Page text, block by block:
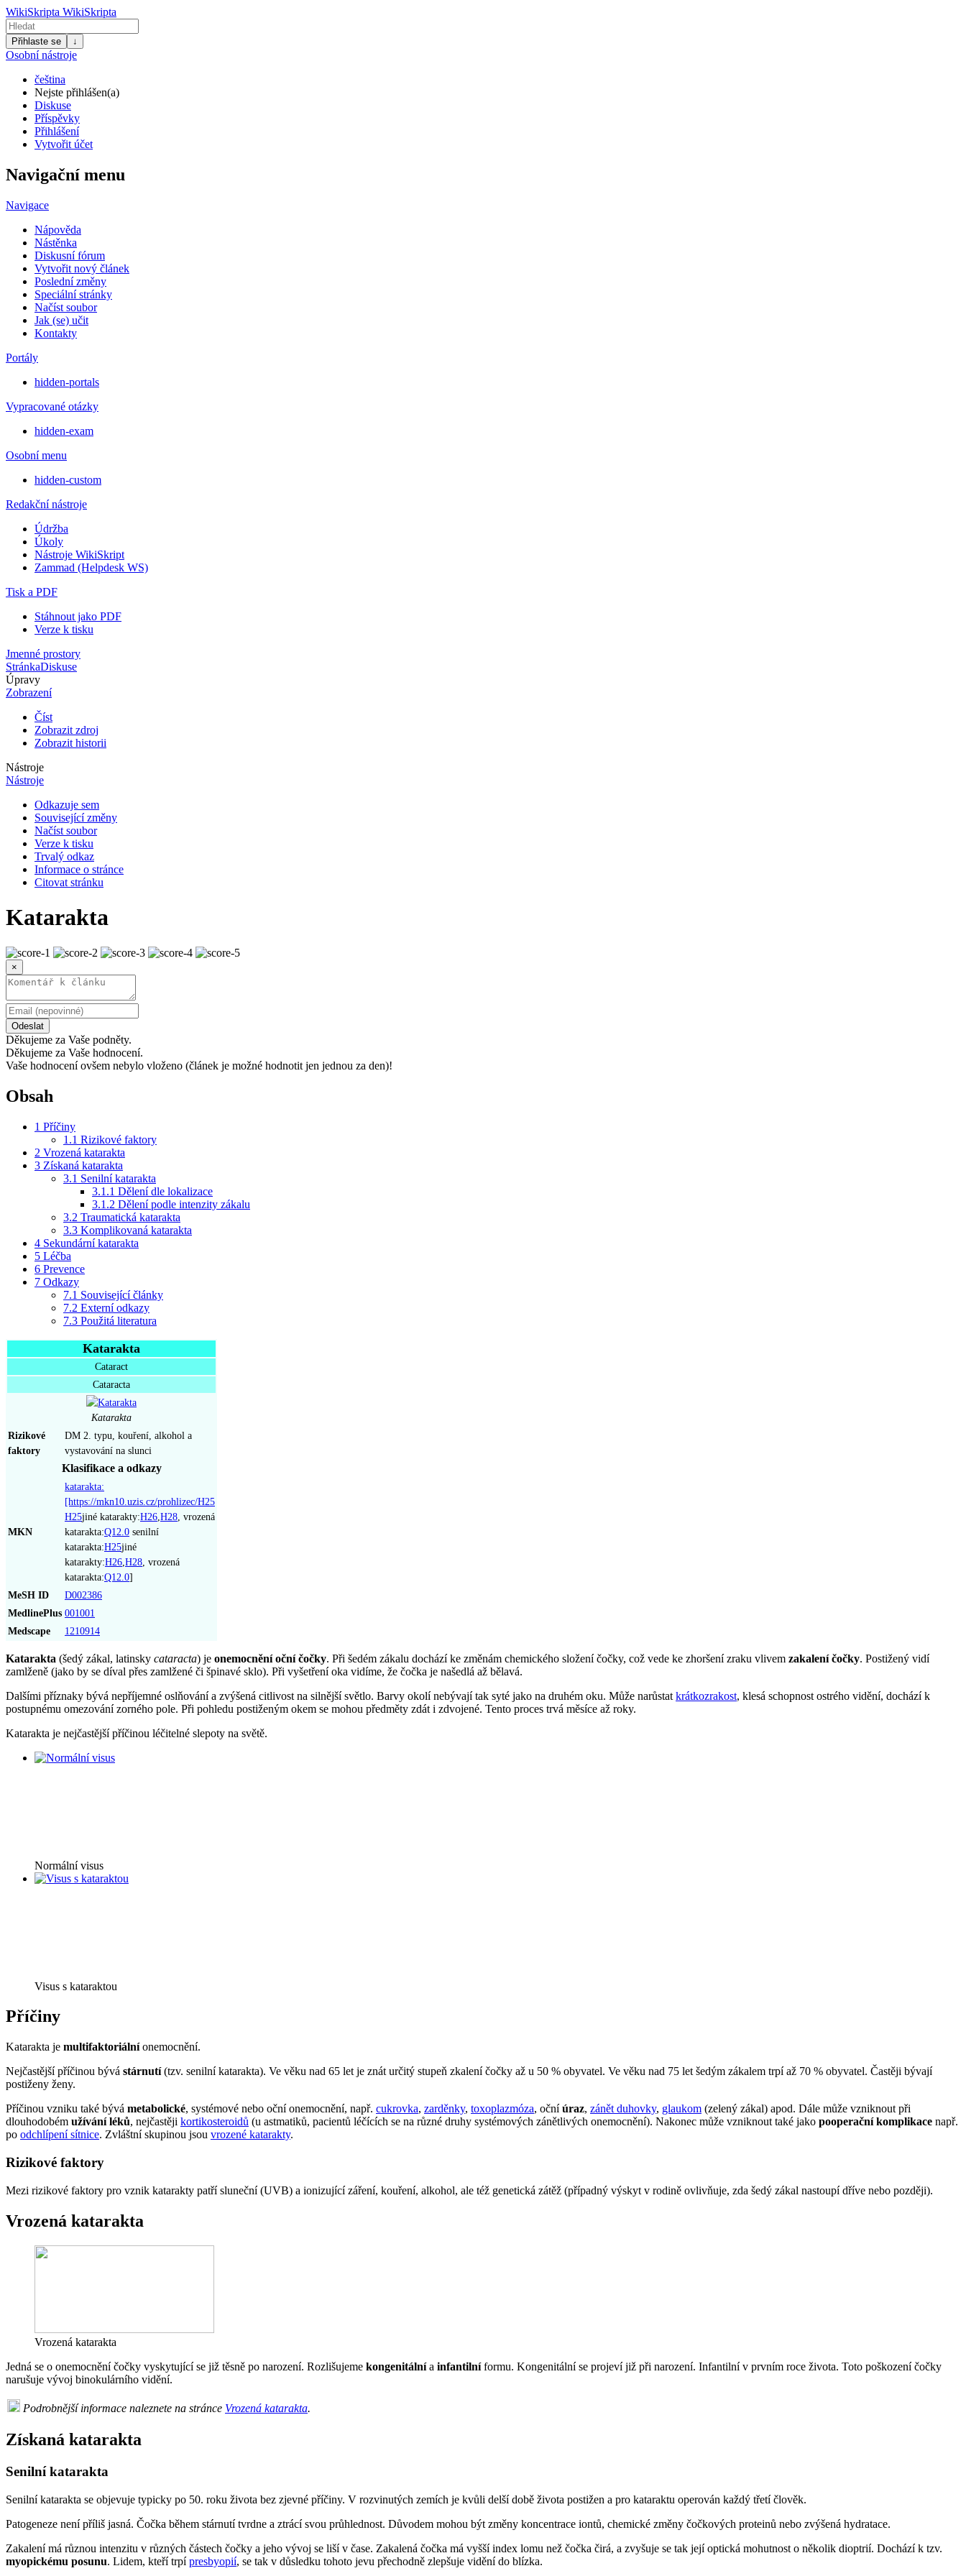
WikiSkripta WikiSkripta
Přihlaste se ↓
Osobní nástroje
čeština
Nejste přihlášen(a)
Diskuse
Příspěvky
Přihlášení
Vytvořit účet
Navigační menu
Navigace
Nápověda
Nástěnka
Diskusní fórum
Vytvořit nový článek
Poslední změny
Speciální stránky
Načíst soubor
Jak (se) učit
Kontakty
Portály
hidden-portals
Vypracované otázky
hidden-exam
Osobní menu
hidden-custom
Redakční nástroje
Údržba
Úkoly
Nástroje WikiSkript
Zammad (Helpdesk WS)
Tisk a PDF
Stáhnout jako PDF
Verze k tisku
Jmenné prostory
StránkaDiskuse
Úpravy
Zobrazení
Číst
Zobrazit zdroj
Zobrazit historii
Nástroje
Nástroje
Odkazuje sem
Související změny
Načíst soubor
Verze k tisku
Trvalý odkaz
Informace o stránce
Citovat stránku
Katarakta
×
Odeslat
Děkujeme za Vaše podněty.
Děkujeme za Vaše hodnocení.
Vaše hodnocení ovšem nebylo vloženo (článek je možné hodnotit jen jednou za den)!
Obsah
1 Příčiny
1.1 Rizikové faktory
2 Vrozená katarakta
3 Získaná katarakta
3.1 Senilní katarakta
3.1.1 Dělení dle lokalizace
3.1.2 Dělení podle intenzity zákalu
3.2 Traumatická katarakta
3.3 Komplikovaná katarakta
4 Sekundární katarakta
5 Léčba
6 Prevence
7 Odkazy
7.1 Související články
7.2 Externí odkazy
7.3 Použitá literatura
Katarakta
Cataract
Cataracta
Katarakta
Rizikové
faktory
DM 2. typu, kouření, alkohol a
vystavování na slunci
Klasifikace a odkazy
MKN
katarakta:
[https://mkn10.uzis.cz/prohlizec/H25
H25jiné katarakty:H26 H28 , vrozená
katarakta:Q12.0 senilní
katarakta:H25jiné
katarakty:H26 H28 , vrozená
katarakta:Q12.0]
MeSH ID
D002386
MedlinePlus 001001
Medscape
1210914
Katarakta (šedý zákal, latinsky cataracta) je onemocnění oční čočky. Při šedém zákalu dochází ke změnám chemického složení čočky, což vede ke zhoršení zraku vlivem zakalení čočky. Postižený vidí
zamlženě (jako by se díval přes zamlžené či špinavé sklo). Při vyšetření oka vidíme, že čočka je našedlá až bělavá.
Dalšími příznaky bývá nepříjemné oslňování a zvýšená citlivost na silnější světlo. Barvy okolí nebývají tak syté jako na druhém oku. Může narůstat krátkozrakost, klesá schopnost ostrého vidění, dochází k
postupnému omezování zorného pole. Při pohledu postiženým okem se mohou předměty zdát i zdvojené. Tento proces trvá měsíce až roky.
Katarakta je nejčastější příčinou léčitelné slepoty na světě.
Normální visus
Visus s kataraktou
Příčiny
Katarakta je multifaktoriálníonemocnění.
Nejčastější příčinou bývá stárnutí(tzv. senilní katarakta). Ve věku nad 65 let je znát určitý stupeň zkalení čočky až u 50 % obyvatel. Ve věku nad 75 let šedým zákalem trpí až 70 % obyvatel. Častěji bývají
postiženy ženy.
Příčinou vzniku také bývá metabolické, systémové nebo oční onemocnění, např. cukrovka, zarděnky, toxoplazmóza, očníúraz, zánět duhovky, glaukom (zelený zákal) apod. Dále může vzniknout při
dlouhodobém užívání léků, nejčastěji kortikosteroidů (u astmatiků, pacientů léčících se na různé druhy systémových zánětlivých onemocnění). Nakonec může vzniknout také jako pooperační komplikace např.
po odchlípení sítnice. Zvláštní skupinou jsou vrozené katarakty.
Rizikové faktory
Mezi rizikové faktory pro vznik katarakty patří sluneční (UVB) a ionizující záření, kouření, alkohol, ale též genetická zátěž (případný výskyt v rodině ovlivňuje, zda šedý zákal nastoupí dříve nebo později).
Vrozená katarakta
Vrozená katarakta
Jedná se o onemocnění čočky vyskytující se již těsně po narození. Rozlišujeme kongenitálnía infantilníformu. Kongenitální se projeví již při narození. Infantilní v prvním roce života. Toto poškození čočky
narušuje vývoj binokulárního vidění.
Podrobnější informace naleznete na stránce Vrozená katarakta.
Získaná katarakta
Senilní katarakta
Senilní katarakta se objevuje typicky po 50. roku života bez zjevné příčiny. V rozvinutých zemích je kvůli delší době života postižen a pro kataraktu operován každý třetí člověk.
Patogeneze není příliš jasná. Čočka během stárnutí tvrdne a ztrácí svou průhlednost. Důvodem mohou být změny koncentrace iontů, chemické změny čočkových proteinů nebo zvýšená hydratace.
Zakalení má různou intenzitu v různých částech čočky a jeho vývoj se liší v čase. Zakalená čočka má vyšší index lomu než čočka čirá, a zvyšuje se tak její optická mohutnost o několik dioptrií. Dochází k tzv.
myopickému posunu. Lidem, kteří trpípresbyopií, se tak v důsledku tohoto jevu přechodně zlepšuje vidění do blízka.